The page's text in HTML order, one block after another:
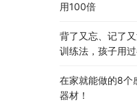
用100倍
背了又忘、记了
训练法，孩子用
在家就能做的8个
器材！